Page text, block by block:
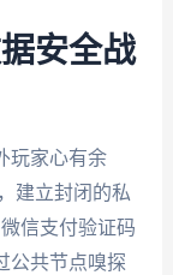
安全战
玩家心有余
建立封闭的私
信支付验证码
公共节点嗅探